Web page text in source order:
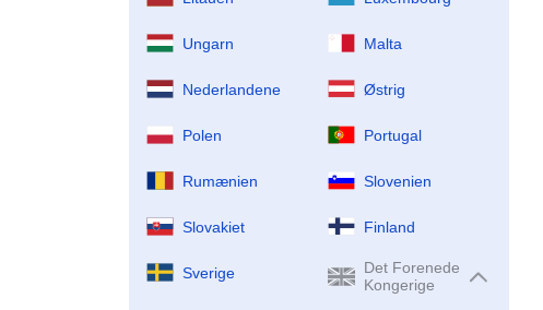
Ungarn Malta
Nederlandene Østrig
Polen Portugal
Rumænien Slovenien
Slovakiet Finland
Sverige
Det Forenede
Kongerige